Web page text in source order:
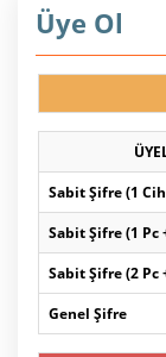
Üye Ol
Sabit Şifre (1
Sabit Şifre (1 Pc
Sabit Şifre (2 Pc
Genel Şifre